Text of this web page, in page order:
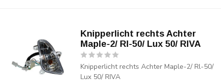
Knipperlicht rechts Achter
Maple-2/ Rl-50/ Lux 50/ RIVA
Knipperlicht rechts Achter Maple-2/ Rl-50/
Lux 50/ RIVA